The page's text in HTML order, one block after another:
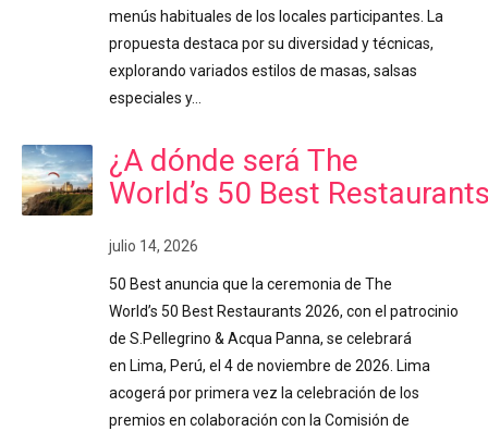
menús habituales de los locales participantes. La
propuesta destaca por su diversidad y técnicas,
explorando variados estilos de masas, salsas
especiales y…
¿A dónde será The
World’s 50 Best
julio 14, 2026
50 Best anuncia que la ceremonia de The
World’s 50 Best Restaurants 2026, con el patrocinio
de S.Pellegrino & Acqua Panna, se celebrará
en Lima, Perú, el 4 de noviembre de 2026. Lima
acogerá por primera vez la celebración de los
premios en colaboración con la Comisión de